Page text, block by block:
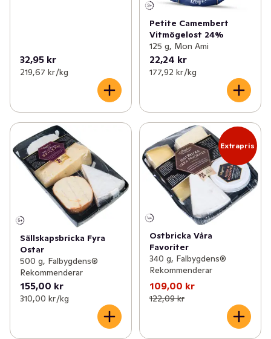
32,95 kr
219,67 kr /kg
Petite Camembert
Vitmögelost 24%
125 g, Mon Ami
22,24 kr
177,92 kr /kg
Sällskapsbricka Fyra
Ostar
500 g, Falbygdens®
Rekommenderar
155,00 kr
310,00 kr /kg
Extrapris
Ostbricka Våra
Favoriter
340 g, Falbygdens®
Rekommenderar
109,00 kr
122,09 kr